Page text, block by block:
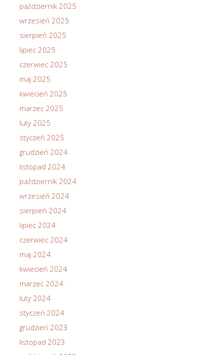
październik 2025
wrzesień 2025
sierpień 2025
lipiec 2025
czerwiec 2025
maj 2025
kwiecień 2025
marzec 2025
luty 2025
styczeń 2025
grudzień 2024
listopad 2024
październik 2024
wrzesień 2024
sierpień 2024
lipiec 2024
czerwiec 2024
maj 2024
kwiecień 2024
marzec 2024
luty 2024
styczeń 2024
grudzień 2023
listopad 2023